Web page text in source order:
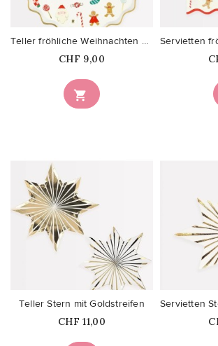

Teller fröhliche Weihnachten klein
Price
CHF 9,00
Teller Stern mit Goldstreifen
Price
CHF 11,00